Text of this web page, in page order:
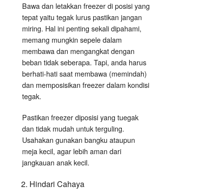
Bawa dan letakkan freezer di posisi yang
tepat yaitu tegak lurus pastikan jangan
miring. Hal ini penting sekali dipahami,
memang mungkin sepele dalam
membawa dan mengangkat dengan
beban tidak seberapa. Tapi, anda harus
berhati-hati saat membawa (memindah)
dan memposisikan freezer dalam kondisi
tegak.
Pastikan freezer diposisi yang tuegak
dan tidak mudah untuk terguling.
Usahakan gunakan bangku ataupun
meja kecil, agar lebih aman dari
jangkauan anak kecil.
Hindari Cahaya